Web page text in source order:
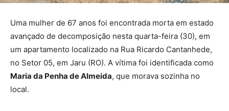
Uma mulher de 67 anos foi encontrada morta em estado
avançado de decomposição nesta quarta-feira (30), em
um apartamento localizado na Rua Ricardo Cantanhede,
no Setor 05, em Jaru (RO). A vítima foi identificada como
Maria da Penha de Almeida, que morava sozinha no
local.